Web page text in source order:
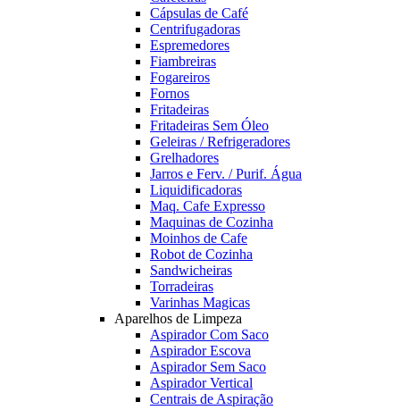
Cápsulas de Café
Centrifugadoras
Espremedores
Fiambreiras
Fogareiros
Fornos
Fritadeiras
Fritadeiras Sem Óleo
Geleiras / Refrigeradores
Grelhadores
Jarros e Ferv. / Purif. Água
Liquidificadoras
Maq. Cafe Expresso
Maquinas de Cozinha
Moinhos de Cafe
Robot de Cozinha
Sandwicheiras
Torradeiras
Varinhas Magicas
Aparelhos de Limpeza
Aspirador Com Saco
Aspirador Escova
Aspirador Sem Saco
Aspirador Vertical
Centrais de Aspiração